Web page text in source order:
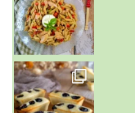
~ FINANCIERS MYRTILLES ET CITRON ~
Aujourd'hu